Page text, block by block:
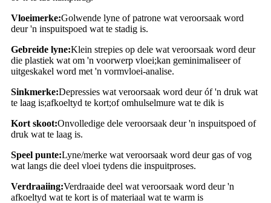
Vloeimerke:Golwende lyne of patrone wat veroorsaak word
deur 'n inspuitspoed wat te stadig is.
Gebreide lyne:Klein strepies op dele wat veroorsaak word deur
die plastiek wat om 'n voorwerp vloei;kan geminimaliseer of
uitgeskakel word met 'n vormvloei-analise.
Sinkmerke:Depressies wat veroorsaak word deur óf 'n druk wat
te laag is;afkoeltyd te kort;of omhulselmure wat te dik is
Kort skoot:Onvolledige dele veroorsaak deur 'n inspuitspoed of
druk wat te laag is.
Speel punte:Lyne/merke wat veroorsaak word deur gas of vog
wat langs die deel vloei tydens die inspuitproses.
Verdraaiing:Verdraaide deel wat veroorsaak word deur 'n
afkoeltyd wat te kort is of materiaal wat te warm is